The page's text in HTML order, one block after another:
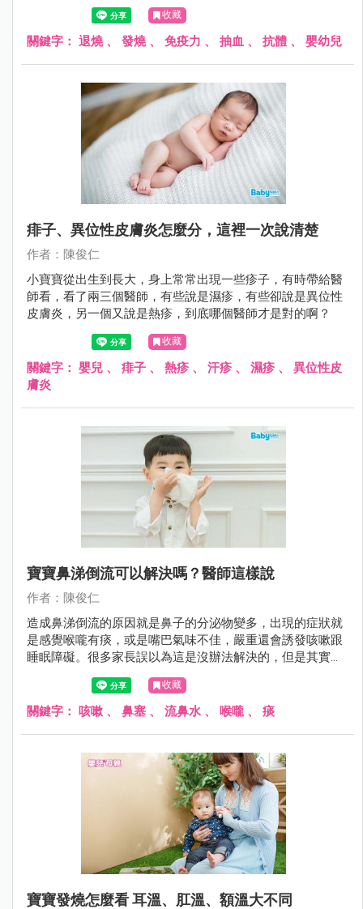
流感疫苗以後，隨機分成兩組，一組四到六小時吃退燒藥，
一組完全都不吃退燒藥，之後抽血檢驗身體產生的抗體量，
發現不管有沒有吃退燒藥，兩組兒童產生的抗體數量並沒有
收藏
關鍵字： 退燒、 發燒、 免疫力 、 抽血 、 抗體 、 嬰幼兒
痱子、異位性皮膚炎怎麼分，這裡一次說清楚
作者：陳俊仁
小寶寶從出生到長大，身上常常出現一些疹子，有時帶給醫
師看，看了兩三個醫師，有些說是濕疹，有些卻說是異位性
皮膚炎，另一個又說是熱疹，到底哪個醫師才是對的啊？
收藏
關鍵字： 嬰兒 、 痱子 、 熱疹 、 汗疹 、 濕疹 、 異位性皮
膚炎
寶寶鼻涕倒流可以解決嗎？醫師這樣說
作者：陳俊仁
造成鼻涕倒流的原因就是鼻子的分泌物變多，出現的症狀就
是感覺喉嚨有痰，或是嘴巴氣味不佳，嚴重還會誘發咳嗽跟
睡眠障礙。很多家長誤以為這是沒辦法解決的，但是其實可
收藏
關鍵字： 咳嗽 、 鼻塞 、 流鼻水 、 喉嚨、 痰
寶寶發燒怎麼看 耳溫、肛溫、額溫大不同